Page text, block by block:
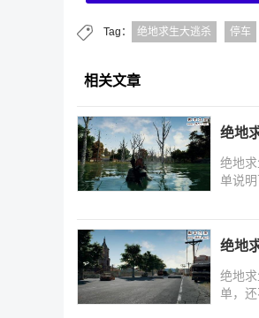
Tag： 绝地求生大逃杀 停车
相关文章
绝地
绝地
单说
绝地
绝地
单，